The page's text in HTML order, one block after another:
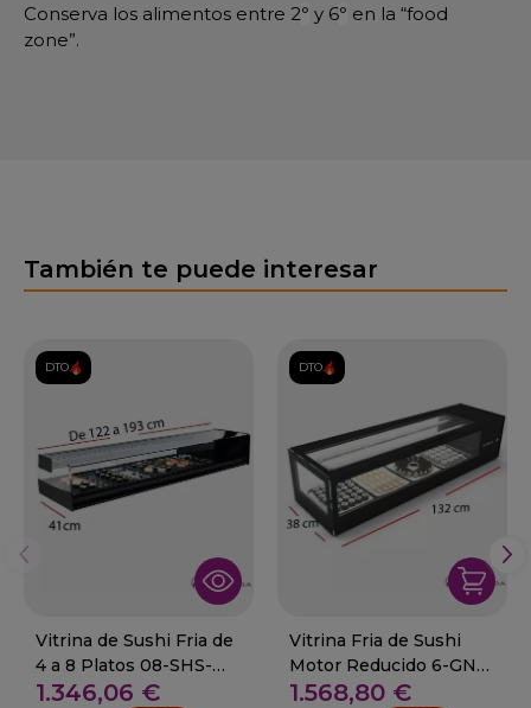
Conserva los alimentos entre 2° y 6° en la “food
zone”.
También te puede interesar
DTO.
Vitrina de Sushi Fria de
4 a 8 Platos 08-SHS-
120i+
1.346,06 €
DTO.
Vitrina Fria de Sushi
Motor Reducido 6-GN
1/3 51-VTLG6S
1.568,80 €